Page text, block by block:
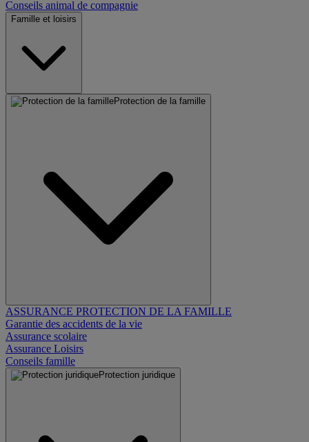
Conseils animal de compagnie
Famille et loisirs
Protection de la famille
ASSURANCE PROTECTION DE LA FAMILLE
Garantie des accidents de la vie
Assurance scolaire
Assurance Loisirs
Conseils famille
Protection juridique